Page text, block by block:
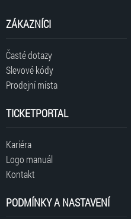
ZÁKAZNÍCI
Časté dotazy
Slevové kódy
Prodejní místa
TICKETPORTAL
Kariéra
Logo manuál
Kontakt
PODMÍNKY A NASTAVENÍ